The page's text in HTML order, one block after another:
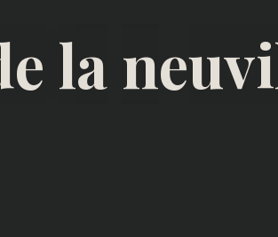
e la neuvi